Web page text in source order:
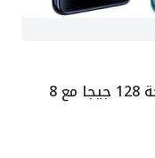
السعر حوالي 4200 جنية للنسخة 128 جيجا مع 8